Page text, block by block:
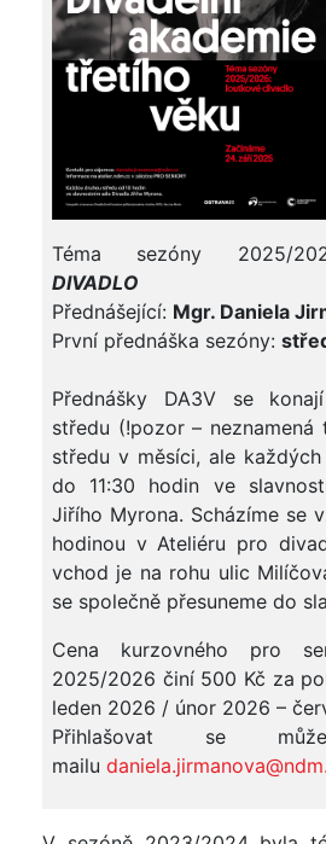
Téma sezóny 2025/
DIVADLO
Přednášející: Mgr. Daniela
První přednáška sezóny:
Přednášky DA3V se
středu (!pozor –
středu v měsíci, ale
do 11:30 hodin ve
Jiřího Myrona. Scházíme se
hodinou v Ateliéru pro
vchod je na rohu ulic
se společně přesuneme do
Cena kurzovného pro
2025/2026 činí 500 Kč za
leden 2026 / únor 2026 –
Přihlašovat se
mailu